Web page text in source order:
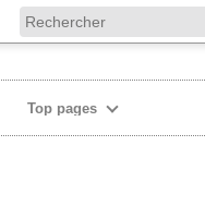
Top pages